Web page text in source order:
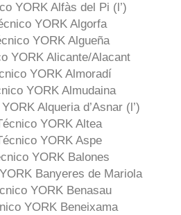
YORK Alfàs del Pi (l’)
YORK Algorfa
YORK Algueña
YORK Alicante/Alacant
YORK Almoradí
YORK Almudaina
Alqueria d’Asnar (l’)
YORK Altea
YORK Aspe
YORK Balones
Banyeres de Mariola
YORK Benasau
YORK Beneixama